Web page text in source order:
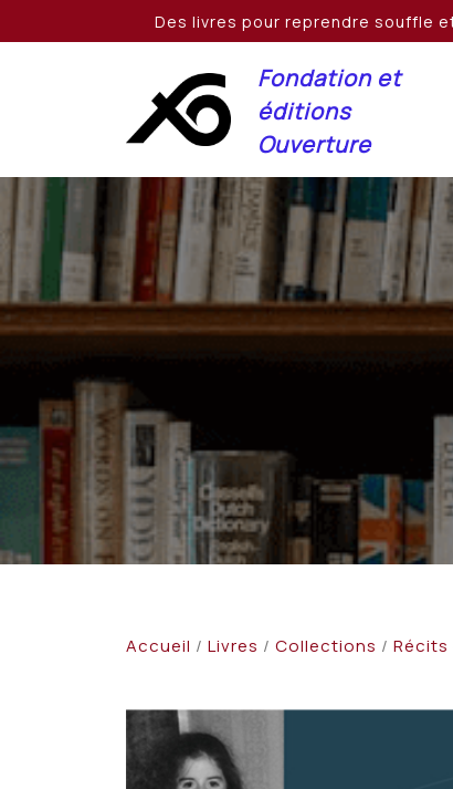
Des livres pour reprendre souffle
Fondation et
éditions
Ouverture
Accueil / Livres / Collections / Récits